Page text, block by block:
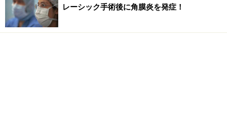
レーシック手術後に角膜炎を発症！